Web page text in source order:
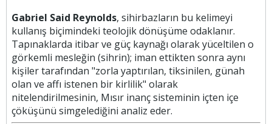
Gabriel Said Reynolds, sihirbazların bu kelimeyi
kullanış biçimindeki teolojik dönüşüme odaklanır.
Tapınaklarda itibar ve güç kaynağı olarak yüceltilen o
görkemli mesleğin (sihrin); iman ettikten sonra aynı
kişiler tarafından "zorla yaptırılan, tiksinilen, günah
olan ve affı istenen bir kirlilik" olarak
nitelendirilmesinin, Mısır inanç sisteminin içten içe
çöküşünü simgelediğini analiz eder.